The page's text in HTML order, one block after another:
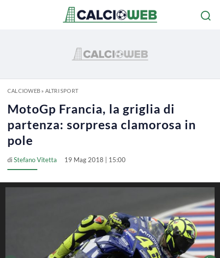
CALCIOWEB» ALTRI SPORT
MotoGp Francia, la griglia di
partenza: sorpresa clamorosa in
pole
diStefano Vitetta 19 Mag 2018 | 15:00